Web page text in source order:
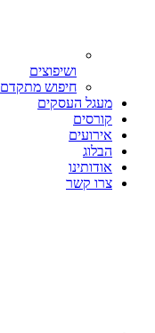
ושיפוצים
חיפוש מתקדם
מעגל העסקים
קורסים
אירועים
הבלוג
אודותינו
צרו קשר